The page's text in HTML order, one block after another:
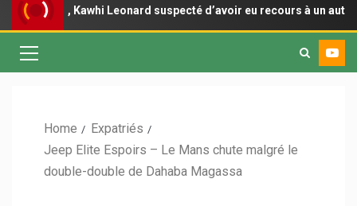
Kawhi Leonard suspecté d’avoir eu recours à un autre contrat
Home
Expatriés
Jeep Elite Espoirs – Le Mans chute malgré le
double-double de Dahaba Magassa